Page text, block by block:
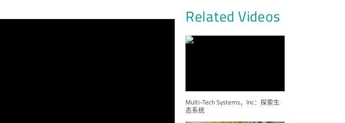
Related Videos
Multi-Tech Systems，Inc：探索生
态系统